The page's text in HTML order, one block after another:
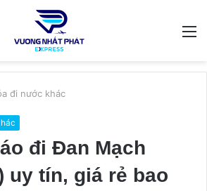
đi nước khác
đi Đan Mạch
uy tín, giá rẻ bao